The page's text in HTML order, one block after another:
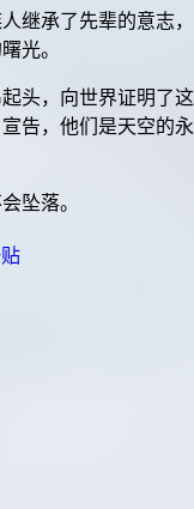
继承了先辈的意志，
光。
头，向世界证明了这
告，他们是天空的永
坠落。